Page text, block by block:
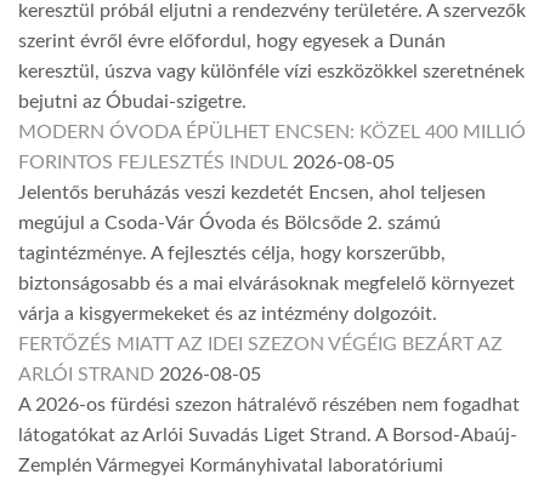
keresztül próbál eljutni a rendezvény területére. A szervezők
szerint évről évre előfordul, hogy egyesek a Dunán
keresztül, úszva vagy különféle vízi eszközökkel szeretnének
bejutni az Óbudai-szigetre.
MODERN ÓVODA ÉPÜLHET ENCSEN: KÖZEL 400 MILLIÓ
FORINTOS FEJLESZTÉS INDUL 2026-08-05
Jelentős beruházás veszi kezdetét Encsen, ahol teljesen
megújul a Csoda-Vár Óvoda és Bölcsőde 2. számú
tagintézménye. A fejlesztés célja, hogy korszerűbb,
biztonságosabb és a mai elvárásoknak megfelelő környezet
várja a kisgyermekeket és az intézmény dolgozóit.
FERTŐZÉS MIATT AZ IDEI SZEZON VÉGÉIG BEZÁRT AZ
ARLÓI STRAND 2026-08-05
A 2026-os fürdési szezon hátralévő részében nem fogadhat
látogatókat az Arlói Suvadás Liget Strand. A Borsod-Abaúj-
Zemplén Vármegyei Kormányhivatal laboratóriumi